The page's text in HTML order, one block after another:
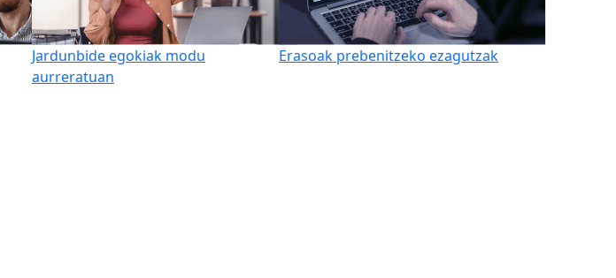
Jardunbide egokiak modu
aurreratuan
Erasoak prebenitzeko ezagutzak